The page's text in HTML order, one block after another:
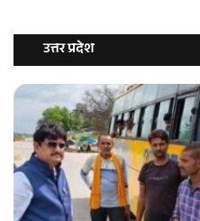
उत्तर प्रदेश